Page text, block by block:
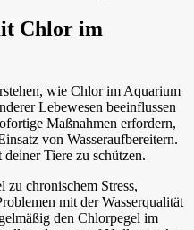
Chlor im
wie Chlor im Aquarium
Lebewesen beeinflussen
Maßnahmen erfordern,
von Wasseraufbereitern.
Tiere zu schützen.
chronischem Stress,
mit der Wasserqualität
den Chlorpegel im